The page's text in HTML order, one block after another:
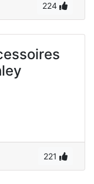
224
221